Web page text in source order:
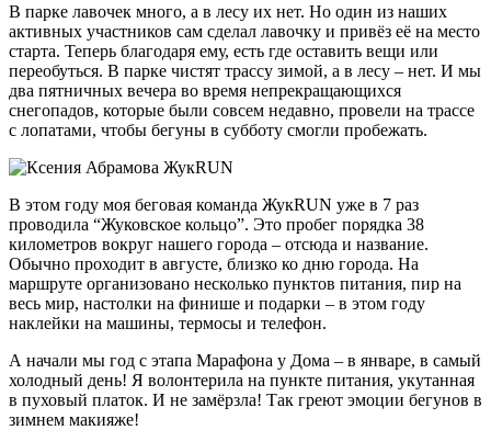
В парке лавочек много, а в лесу их нет. Но один из наших
активных участников сам сделал лавочку и привёз её на место
старта. Теперь благодаря ему, есть где оставить вещи или
переобуться. В парке чистят трассу зимой, а в лесу – нет. И мы
два пятничных вечера во время непрекращающихся
снегопадов, которые были совсем недавно, провели на трассе
с лопатами, чтобы бегуны в субботу смогли пробежать.
В этом году моя беговая команда ЖукRUN уже в 7 раз
проводила “Жуковское кольцо”. Это пробег порядка 38
километров вокруг нашего города – отсюда и название.
Обычно проходит в августе, близко ко дню города. На
маршруте организовано несколько пунктов питания, пир на
весь мир, настолки на финише и подарки – в этом году
наклейки на машины, термосы и телефон.
А начали мы год с этапа Марафона у Дома – в январе, в самый
холодный день! Я волонтерила на пункте питания, укутанная
в пуховый платок. И не замёрзла! Так греют эмоции бегунов в
зимнем макияже!